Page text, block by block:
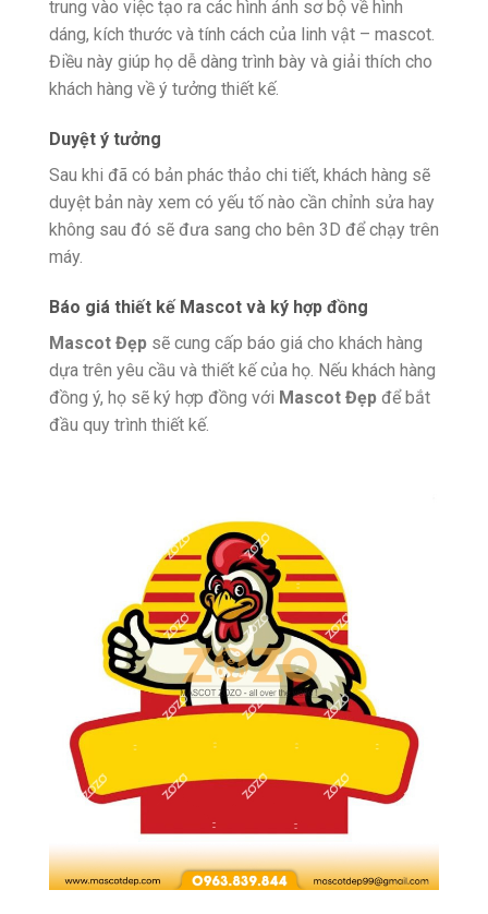
trung vào việc tạo ra các hình ảnh sơ bộ về hình
dáng, kích thước và tính cách của linh vật – mascot.
Điều này giúp họ dễ dàng trình bày và giải thích cho
khách hàng về ý tưởng thiết kế.
Duyệt ý tưởng
Sau khi đã có bản phác thảo chi tiết, khách hàng sẽ
duyệt bản này xem có yếu tố nào cần chỉnh sửa hay
không sau đó sẽ đưa sang cho bên 3D để chạy trên
máy.
Báo giá thiết kế Mascot và ký hợp đồng
Mascot Đẹp sẽ cung cấp báo giá cho khách hàng
dựa trên yêu cầu và thiết kế của họ. Nếu khách hàng
đồng ý, họ sẽ ký hợp đồng với Mascot Đẹp để bắt
đầu quy trình thiết kế.